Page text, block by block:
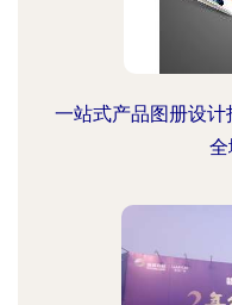
一站式产品图册设